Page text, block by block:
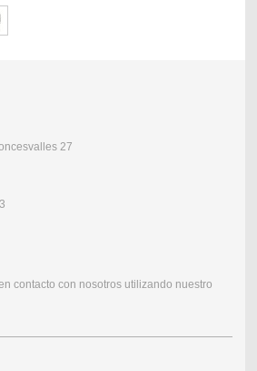
27
contacto con nosotros utilizando nuestro